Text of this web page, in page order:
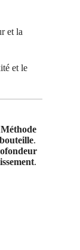
et la
et le
Méthode
.
.